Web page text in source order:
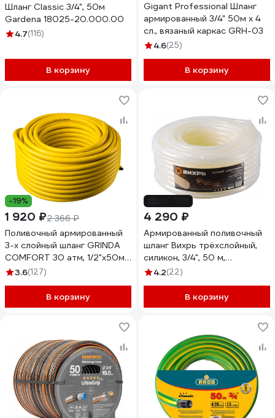
Шланг Classic 3/4", 50м
Gardena 18025-20.000.00
4.7(116)
В корзину
Gigant Professional Шланг
армированный 3/4" 50м х 4
сл., вязаный каркас GRH-03
4.6(25)
В корзину
-19%
1 920 ₽2 366 ₽
Поливочный армированный
3-х слойный шланг GRINDA
COMFORT 30 атм, 1/2"х50м
8-429003-1/2-50_z02
3.6(127)
В корзину
4 290 ₽
Армированный поливочный
шланг Вихрь трёхслойный,
силикон, 3/4", 50 м,
прозрачный 73/7/2/32
4.2(22)
В корзину